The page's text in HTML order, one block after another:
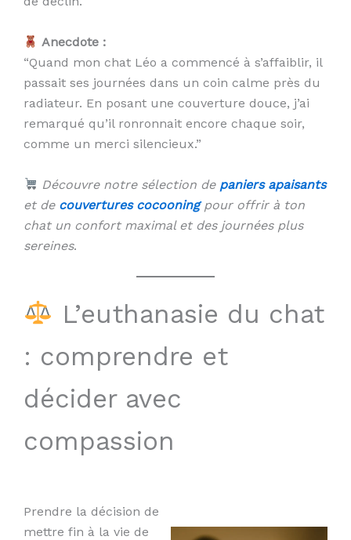
Anecdote :
“Quand mon chat Léo a commencé à s’affaiblir, il
passait ses journées dans un coin calme près du
radiateur. En posant une couverture douce, j’ai
remarqué qu’il ronronnait encore chaque soir,
comme un merci silencieux.”
Découvre notre sélection de paniers apaisants
et de couvertures cocooningpour offrir à ton
chat un confort maximal et des journées plus
sereines.
L’euthanasie du chat
: comprendre et
décider avec
compassion
Prendre la décision de
mettre fin à la vie de